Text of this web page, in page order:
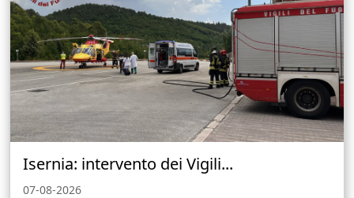
Isernia: intervento dei Vigili...
07-08-2026